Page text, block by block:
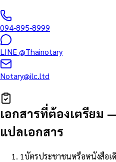
094-895-8999
LINE@Thainotary
Notary@ilc.ltd
เอกสารที่ต้องเตรียม
แปลเอกสาร
1บัตรประชาชนหรือหนังสือเ